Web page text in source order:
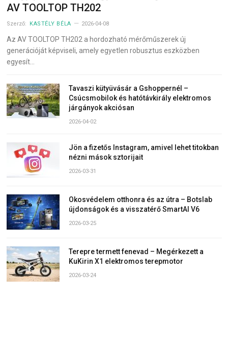
AV TOOLTOP TH202
Szerző: KASTÉLY BÉLA 2026-04-08
Az AV TOOLTOP TH202 a hordozható mérőműszerek új
generációját képviseli, amely egyetlen robusztus eszközben
egyesít…
Tavaszi kütyüvásár a Gshoppernél –
Csúcsmobilok és hatótávkirály elektromos
járgányok akciósan
2026-04-02
Jön a fizetős Instagram, amivel lehet titokban
nézni mások sztorijait
2026-03-31
Okosvédelem otthonra és az útra – Botslab
újdonságok és a visszatérő SmartAI V6
2026-03-25
Terepre termett fenevad – Megérkezett a
KuKirin X1 elektromos terepmotor
2026-03-24